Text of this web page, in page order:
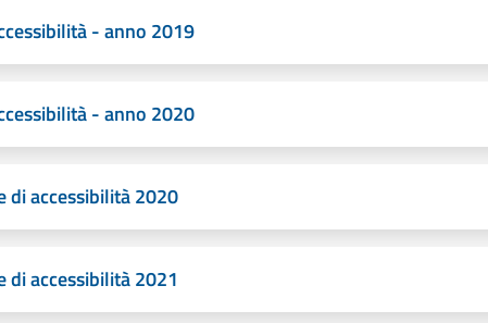
- anno 2019
- anno 2020
di accessibilità 2020
di accessibilità 2021